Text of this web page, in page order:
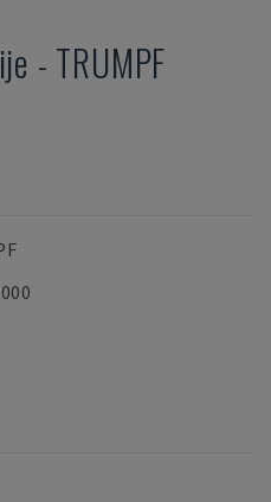
- TRUMPF